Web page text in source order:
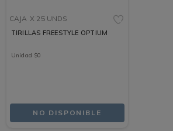
CAJA X 25 UNDS
TIRILLAS FREESTYLE OPTIUM
Unidad $0
NO DISPONIBLE